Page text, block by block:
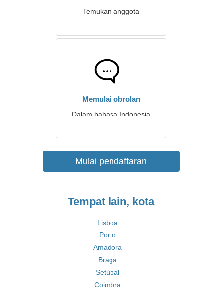
Temukan anggota
Memulai obrolan
Dalam bahasa Indonesia
Mulai pendaftaran
Tempat lain, kota
Lisboa
Porto
Amadora
Braga
Setúbal
Coimbra